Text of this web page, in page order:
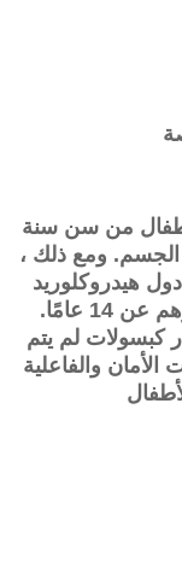
من سن سنة
وزن الجسم. ومع ذلك ،
100 مجم ترامادول هيدروكلوريد
للأطفال والمراهقين الذين تقل أعمارهم عن 14 عامًا.
100 مجم اس ار كبسولات لم يتم
الأمان والفاعلية